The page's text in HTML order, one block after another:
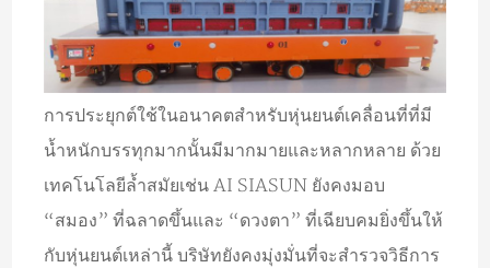
การประยุกต์ใช้ในอนาคตสำหรับหุ่นยนต์เคลื่อนที่ที่มี
น้ำหนักบรรทุกมากนั้นมีมากมายและหลากหลาย ด้วย
เทคโนโลยีล้ำสมัยเช่น AI SIASUN ยังคงมอบ
“สมอง” ที่ฉลาดขึ้นและ “ดวงตา” ที่เฉียบคมยิ่งขึ้นให้
กับหุ่นยนต์เหล่านี้ บริษัทยังคงมุ่งมั่นที่จะสำรวจวิธีการ